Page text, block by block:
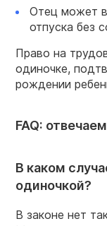
Отец может
отпуска без
Право на
одиночке,
рождении
FAQ:
В каком
одиночкой?
В законе нет